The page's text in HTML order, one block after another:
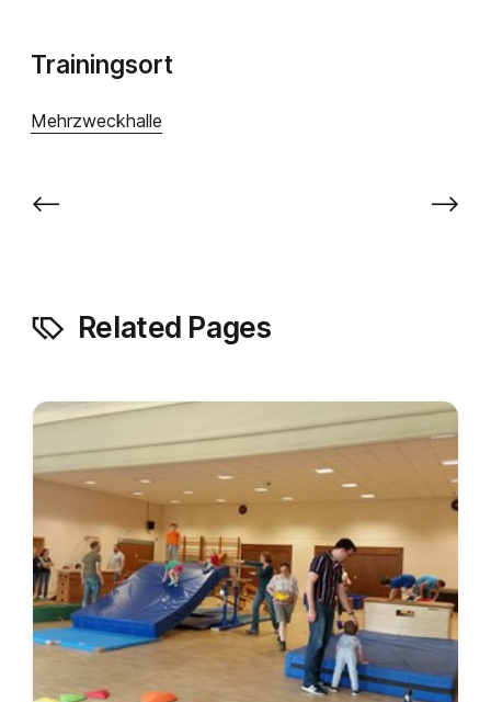
Trainingsort
Mehrzweckhalle
⟵ ⟶
Related Pages